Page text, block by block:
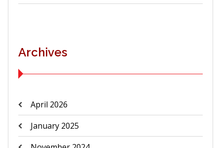
Archives
April 2026
January 2025